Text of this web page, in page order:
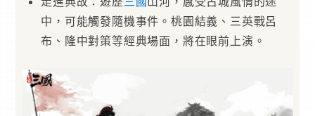
中，可能觸發隨機事件。桃園結義、三英戰呂
布、隆中對策等經典場面，將在眼前上演。